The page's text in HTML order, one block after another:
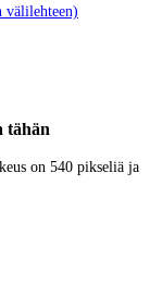
välilehteen)
tähän
on 540 pikseliä ja